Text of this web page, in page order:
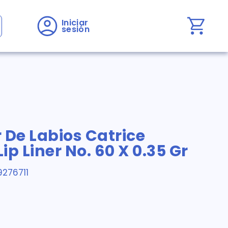
Iniciar
sesión
Labios Catrice
Liner No. 60 X 0.35 Gr